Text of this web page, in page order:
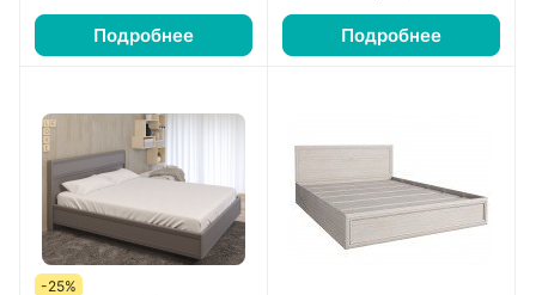
Подробнее Подробнее
-25%